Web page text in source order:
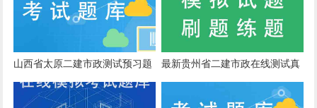
山西省太原二建市政测试预习题
测试
最新贵州省二建市政在线测试真